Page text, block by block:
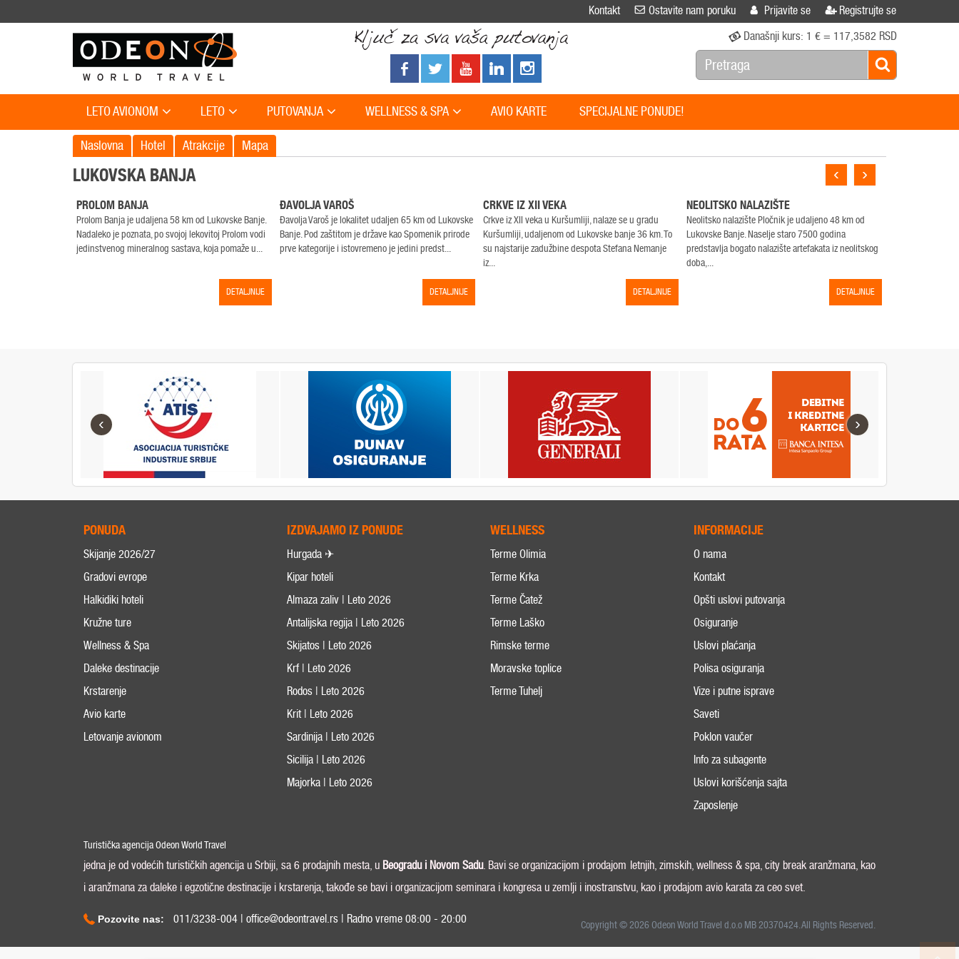
Kontakt Ostavite nam poruku Prijavite se Registrujte se
LETO AVIONOM LETO PUTOVANJA WELLNESS & SPA AVIO KARTE SPECIJALNE PONUDE!
Današnji kurs: 1 € = 117,3582 RSD
Naslovna Hotel Atrakcije Mapa
LUKOVSKA BANJA
PROLOM BANJA
Prolom Banja je udaljena 58 km od Lukovske Banje.
Nadaleko je poznata, po svojoj lekovitoj Prolom vodi
jedinstvenog mineralnog sastava, koja pomaže u...
DETALJNIJE
ĐAVOLJA VAROŠ
Đavolja Varoš je lokalitet udaljen 65 km od Lukovske
Banje. Pod zaštitom je države kao Spomenik prirode
prve kategorije i istovremeno je jedini predst...
DETALJNIJE
CRKVE IZ XII VEKA
Crkve iz XII veka u Kuršumliji, nalaze se u gradu
Kuršumliji, udaljenom od Lukovske banje 36 km. To
su najstarije zadužbine despota Stefana Nemanje
iz...
DETALJNIJE
NEOLITSKO NALAZIŠTE
Neolitsko nalazište Pločnik je udaljeno 48 km od
Lukovske Banje. Naselje staro 7500 godina
predstavlja bogato nalazište artefakata iz neolitskog
doba,...
DETALJNIJE
‹ ›
‹ ›
PONUDA
Skijanje 2026/27
Gradovi evrope
Halkidiki hoteli
Kružne ture
Wellness & Spa
Daleke destinacije
Krstarenje
Avio karte
Letovanje avionom
IZDVAJAMO IZ PONUDE
Hurgada ✈
Kipar hoteli
Almaza zaliv | Leto 2026
Antalijska regija | Leto 2026
Skijatos | Leto 2026
Krf | Leto 2026
Rodos | Leto 2026
Krit | Leto 2026
Sardinija | Leto 2026
Sicilija | Leto 2026
Majorka | Leto 2026
WELLNESS
Terme Olimia
Terme Krka
Terme Čatež
Terme Laško
Rimske terme
Moravske toplice
Terme Tuhelj
INFORMACIJE
O nama
Kontakt
Opšti uslovi putovanja
Osiguranje
Uslovi plaćanja
Polisa osiguranja
Vize i putne isprave
Saveti
Poklon vaučer
Info za subagente
Uslovi korišćenja sajta
Zaposlenje
Turistička agencija Odeon World Travel
jedna je od vodećih turističkih agencija u Srbiji, sa 6 prodajnih mesta, u Beogradu i Novom Sadu. Bavi se organizacijom i prodajom letnjih, zimskih, wellness & spa, city break aranžmana, kao
i aranžmana za daleke i egzotične destinacije i krstarenja, takođe se bavi i organizacijom seminara i kongresa u zemlji i inostranstvu, kao i prodajom avio karata za ceo svet.
Pozovite nas: 011/3238-004 | office@odeontravel.rs | Radno vreme 08:00 - 20:00 Copyright © 2026 Odeon World Travel d.o.o MB 20370424. All Rights Reserved.